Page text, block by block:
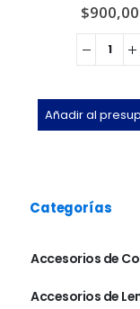
$900,00
Añadir al
Categorías
Accesorios de
Accesorios de